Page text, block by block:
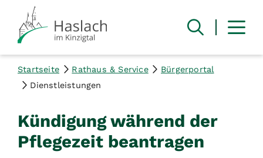
Startseite Rathaus & Service
Bürgerportal
Dienstleistungen
Kündigung während der
Pflegezeit beantragen